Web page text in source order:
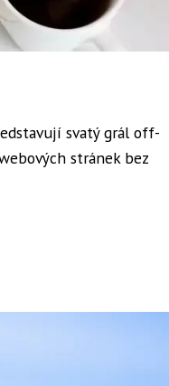
svatý grál off-
stránek bez